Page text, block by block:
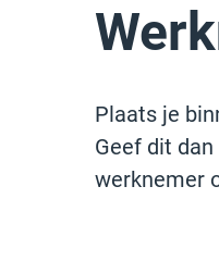
Plaats je
Geef dit
werknemer